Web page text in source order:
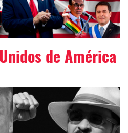
de América